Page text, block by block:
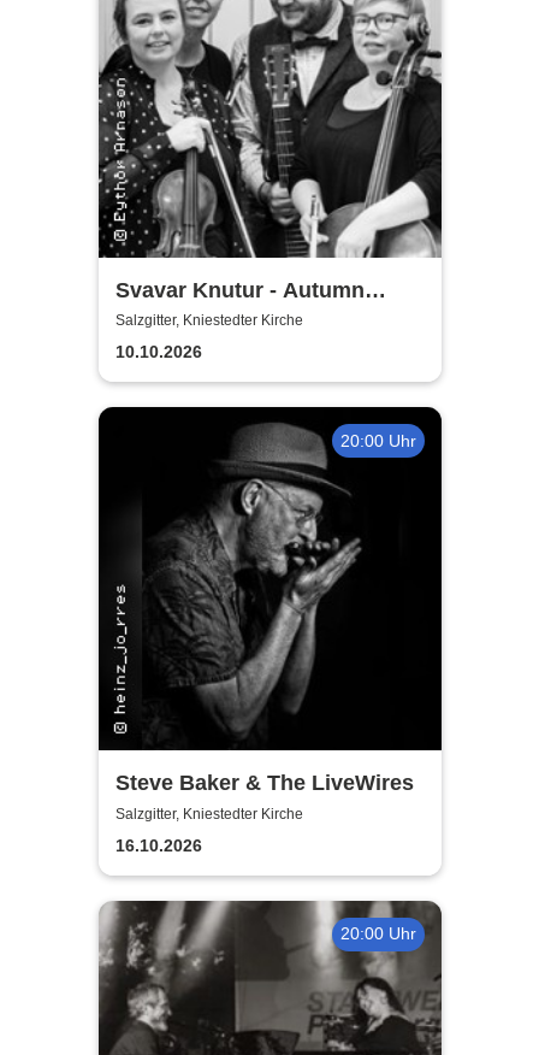
Svavar Knutur - Autumn
String Trio Tour
Salzgitter, Kniestedter Kirche
10.10.2026
20:00 Uhr
Steve Baker & The LiveWires
Salzgitter, Kniestedter Kirche
16.10.2026
20:00 Uhr